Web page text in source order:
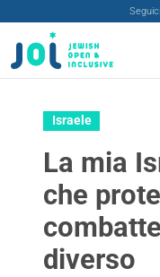
Israele
La mia
che
diverso